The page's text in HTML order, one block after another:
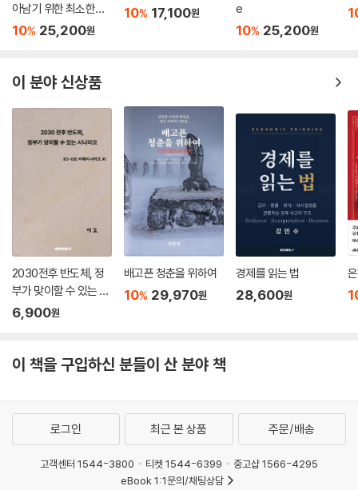
아남기 위한 최소한의
경제 공부
10% 25,200원
10% 17,100원
e
10% 25,200원
이 분야 신상품
2030전후 반도체, 정
부가 맞이할 수 있는 시
나리오
6,900원
배고픈 청춘을 위하여
10% 29,970원
경제를 읽는 법
28,600원
이 책을 구입하신 분들이 산 분야 책
로그인 최근 본 상품 주문/배송
고객센터 1544-3800 티켓 1544-6399
중고샵 1566-4295
eBook 1:1문의/채팅상담